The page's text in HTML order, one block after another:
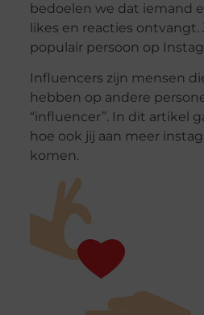
bedoelen we dat iemand
likes en reacties ontvangt.
populair persoon op
Influencers zijn mensen
hebben op andere
“influencer”. In dit artikel
hoe ook jij aan meer
komen.